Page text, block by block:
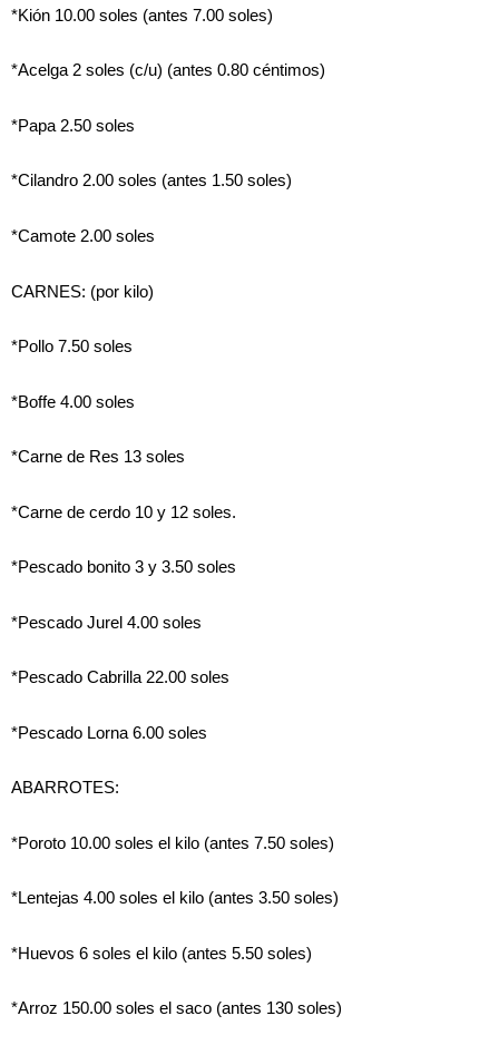
*Kión 10.00 soles (antes 7.00 soles)
*Acelga 2 soles (c/u) (antes 0.80 céntimos)
*Papa 2.50 soles
*Cilandro 2.00 soles (antes 1.50 soles)
*Camote 2.00 soles
CARNES: (por kilo)
*Pollo 7.50 soles
*Boffe 4.00 soles
*Carne de Res 13 soles
*Carne de cerdo 10 y 12 soles.
*Pescado bonito 3 y 3.50 soles
*Pescado Jurel 4.00 soles
*Pescado Cabrilla 22.00 soles
*Pescado Lorna 6.00 soles
ABARROTES:
*Poroto 10.00 soles el kilo (antes 7.50 soles)
*Lentejas 4.00 soles el kilo (antes 3.50 soles)
*Huevos 6 soles el kilo (antes 5.50 soles)
*Arroz 150.00 soles el saco (antes 130 soles)